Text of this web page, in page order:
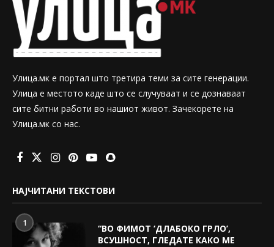
Улица.мк е портал што третира теми за сите генерации.
Улица е местото каде што се случуваат и се дознаваат
сите битни работи во нашиот живот. Зачекорете на
Улица.мк со нас.
НАЈЧИТАНИ ТЕКСТОВИ
1
“ВО ФИМОТ ‘ДЛАБОКО ГРЛО’,
ВСУШНОСТ, ГЛЕДАТЕ КАКО МЕ